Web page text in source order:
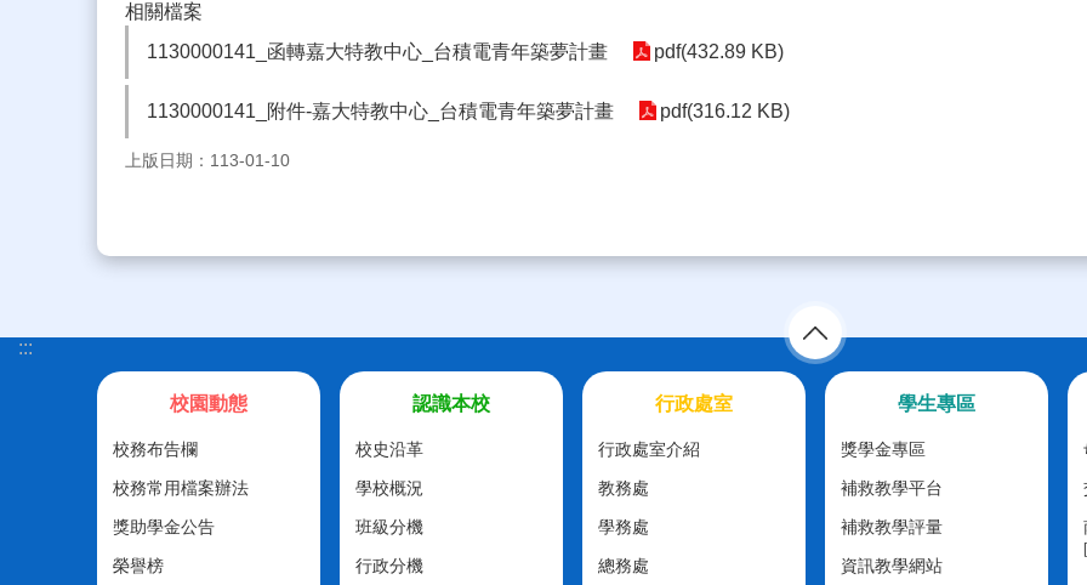
相關檔案
1130000141_函轉嘉大特教中心_台積電青年築夢計畫
pdf(432.89 KB)
1130000141_附件-嘉大特教中心_台積電青年築夢計畫 pdf(316.12 KB)
上版日期：113-01-10
:::
校園動態
校務布告欄
校務常用檔案辦法
獎助學金公告
榮譽榜
認識本校
校史沿革
學校概況
班級分機
行政分機
行政處室
行政處室介紹
教務處
學務處
總務處
學生專區
獎學金專區
補救教學平台
補救教學評量
資訊教學網站